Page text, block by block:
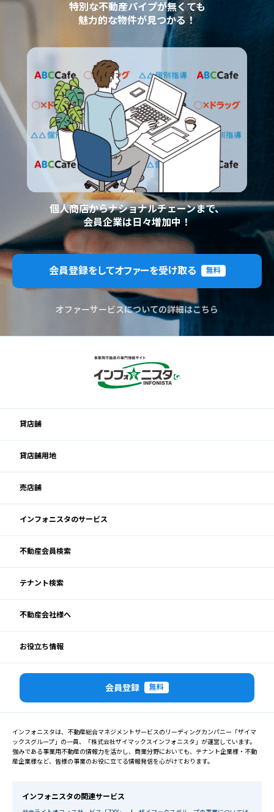
特別な不動産パイプが無くても
魅力的な物件が見つかる！
個人商店からナショナルチェーンまで、
会員企業は日々増加中！
会員登録をしてオファーを受け取る 無料
オファーサービスについての詳細はこちら
貸店舗
貸店舗用地
売店舗
インフォニスタのサービス
不動産会員検索
テナント検索
不動産会社様へ
お役立ち情報
会員登録 無料
インフォニスタは、不動産総合マネジメントサービスのリーディングカンパニー「ザイマ
ックスグループ」の一員、「株式会社ザイマックスインフォニスタ」が運営しています。
強みである事業用不動産の情報力を活かし、商業分野においても、テナント企業様・不動
産企業様など、皆様の事業のお役に立てる情報発信を心がけております。
インフォニスタの関連サービス